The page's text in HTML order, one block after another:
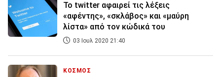
Το twitter αφαιρεί τις λέξεις
«αφέντης», «σκλάβος» και «μαύρη
λίστα» από τον κώδικά του
03 Ιουλ 2020 21:40
ΚΟΣΜΟΣ